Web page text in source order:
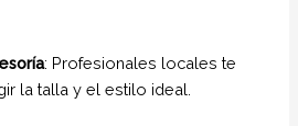
: Profesionales locales te
la talla y el estilo ideal.